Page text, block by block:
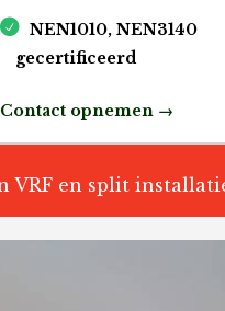
NEN1010, NEN3140
gecertificeerd
Contact opnemen →
VRF en split